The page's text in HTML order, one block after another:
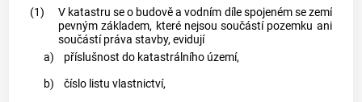
(1) V katastru se o budověa vodním díle spojeném se zemí
pevným základem, které nejsou součástí pozemku ani
součástí práva stavby, evidují
a)
příslušnost do katastrálního území,
b)
číslo listu vlastnictví,